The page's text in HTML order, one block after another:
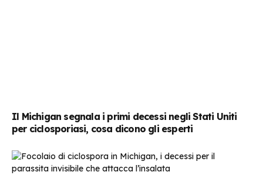
Il Michigan segnala i primi decessi negli Stati Uniti
per ciclosporiasi, cosa dicono gli esperti